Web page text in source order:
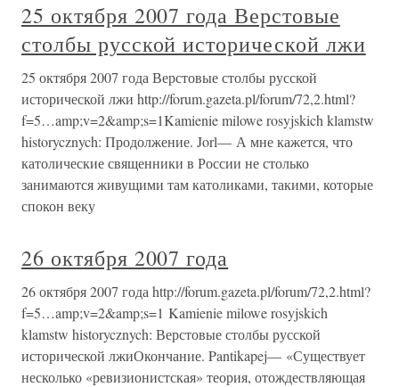
25 октября 2007 года Верстовые
столбы русской исторической лжи
25 октября 2007 года Верстовые столбы русской
исторической лжи http://forum.gazeta.pl/forum/72,2.html?
f=5…amp;v=2&amp;s=1Kamienie milowe rosyjskich klamstw
historycznych: Продолжение. Jorl— А мне кажется, что
католические священники в России не столько
занимаются живущими там католиками, такими, которые
спокон веку
26 октября 2007 года
26 октября 2007 года http://forum.gazeta.pl/forum/72,2.html?
f=5…amp;v=2&amp;s=1 Kamienie milowe rosyjskich
klamstw historycznych: Верстовые столбы русской
исторической лжиОкончание. Pantikapej— «Существует
несколько «ревизионистская» теория, отождествляющая